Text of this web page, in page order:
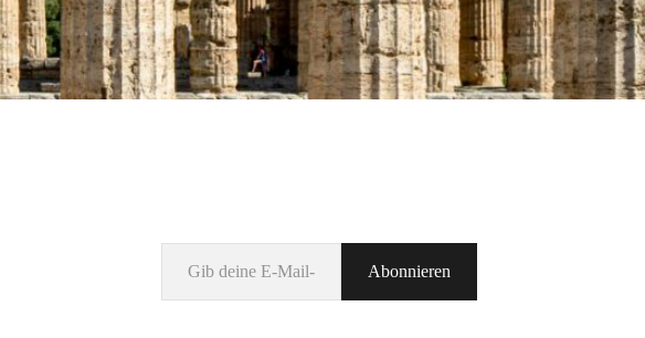
Gib deine E-Mail-Adresse ein ...
Abonnieren